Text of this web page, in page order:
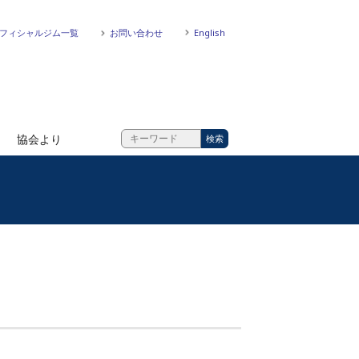
ィシャルジム一覧 お問い合わせ English
協会より